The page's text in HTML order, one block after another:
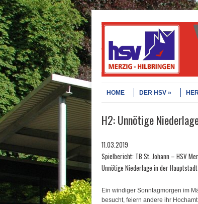
Menu
HOME
DER HSV
H2: Unnötige
11.03.2019
Spielbericht: TB St. Johann – HSV
Unnötige Niederlage in der Hauptstadt
Ein windiger Sonntagmorgen im
besucht, feiern andere ihr